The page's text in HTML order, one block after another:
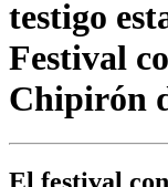
testigo
Festival
Chipirón